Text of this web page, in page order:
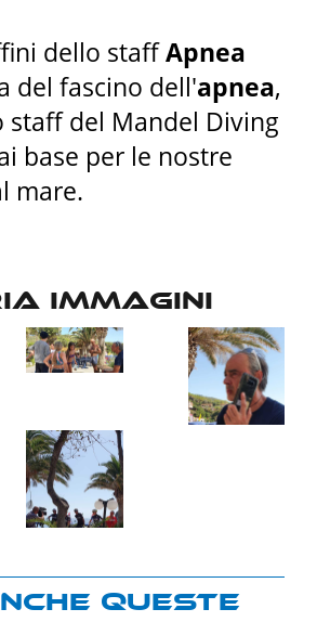
dello staffApnea
del fascino dell'apnea,
staff del Mandel Diving
base per le nostre
mare.
immagini
queste